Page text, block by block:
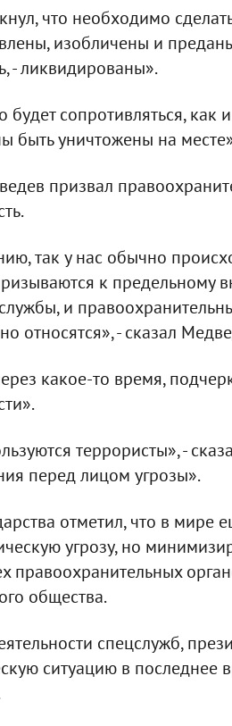
что необходимо
изобличены и
- ликвидированы».
будет сопротивляться, как
быть уничтожены на
призвал
так у нас обычно
к предельному
и
относятся», - сказал
какое-то время,
террористы», -
перед лицом угрозы».
отметил, что в мире
угрозу, но
правоохранительных
общества.
спецслужб,
ситуацию в последнее